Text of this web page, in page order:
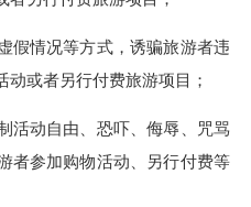
情况等方式，诱骗旅游者违
或者另行付费旅游项目；
动自由、恐吓、侮辱、咒骂
者参加购物活动、另行付费等